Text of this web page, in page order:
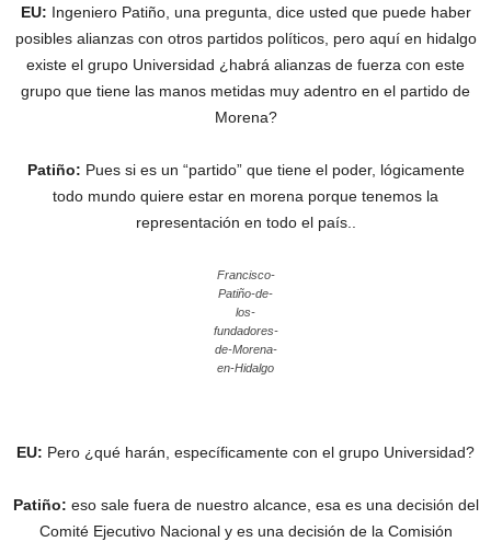
EU: Ingeniero Patiño, una pregunta, dice usted que puede haber
posibles alianzas con otros partidos políticos, pero aquí en hidalgo
existe el grupo Universidad ¿habrá alianzas de fuerza con este
grupo que tiene las manos metidas muy adentro en el partido de
Morena?
Patiño: Pues si es un “partido” que tiene el poder, lógicamente
todo mundo quiere estar en morena porque tenemos la
representación en todo el país..
Francisco-
Patiño-de-
los-
fundadores-
de-Morena-
en-Hidalgo
EU: Pero ¿qué harán, específicamente con el grupo Universidad?
Patiño: eso sale fuera de nuestro alcance, esa es una decisión del
Comité Ejecutivo Nacional y es una decisión de la Comisión